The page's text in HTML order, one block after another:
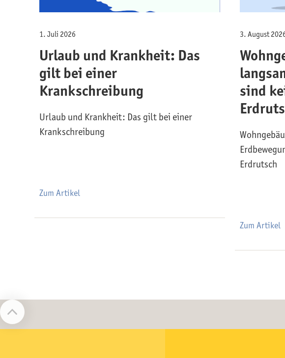
1. Juli 2026
Urlaub und Krankheit: Das
gilt bei einer
Krankschreibung
Urlaub und Krankheit: Das gilt bei einer
Krankschreibung
Zum Artikel
3. August
sind
Erdrutsch
Zum Artikel